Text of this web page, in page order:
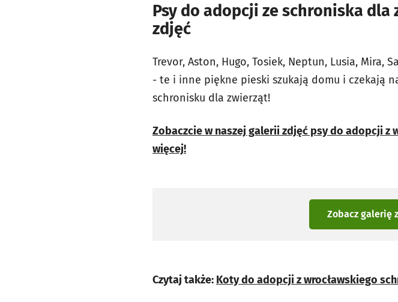
Psy do adopcji ze schroniska
zdjęć
Trevor, Aston, Hugo, Tosiek, Neptun, Lusia, Mira,
- te i inne piękne pieski szukają domu i czekają
schronisku dla zwierząt!
Zobaczcie w naszej galerii zdjęć psy do adopcji z
więcej!
Zobacz galerię
Czytaj także: Koty do adopcji z wrocławskiego